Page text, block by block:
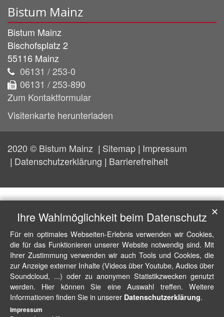
Bistum Mainz
Bistum Mainz
Bischofsplatz 2
55116 Mainz
06131 / 253-0
06131 / 253-890
Zum Kontaktformular
Visitenkarte herunterladen
2020 © Bistum Mainz Sitemap Impressum
Datenschutzerklärung
Barrierefreiheit
Ihre Wahlmöglichkeit beim Datenschutz
Für ein optimales Webseiten-Erlebnis verwenden wir Cookies,
die für das Funktionieren unserer Website notwendig sind. Mit
Ihrer Zustimmung verwenden wir auch Tools und Cookies, die
zur Anzeige externer Inhalte (Videos über Youtube, Audios über
Soundcloud, ...) oder zu anonymen Statistikzwecken genutzt
werden. Hier können Sie eine Auswahl treffen. Weitere
Informationen finden Sie in unserer Datenschutzerklärung.
✕
Impressum